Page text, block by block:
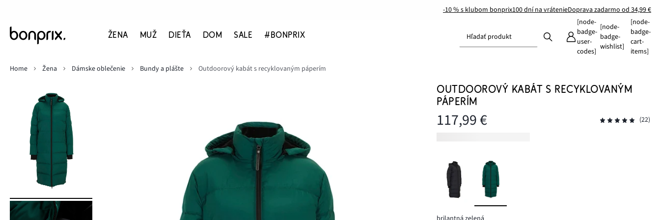
-10 % s klubom bonprix100 dní na vrátenieDoprava zadarmo od 34,99 €
ŽENA MUŽ DIEŤA DOM SALE #BONPRIX Hľadať produkt
[node-
badge-
user-
codes]
[node-
badge-
wishlist]
[node-
badge-
cart-
items]
Home
Žena Dámske oblečenie Bundy a plášte Outdoorový kabát s recyklovaným páperím
OUTDOOROVÝ KABÁT S RECYKLOVANÝM
PÁPERÍM
117,99 € (22)